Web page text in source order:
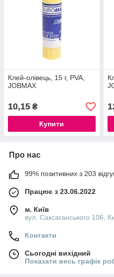
Клей-олiвець, 15 г, PVA,
JOBMAX
10,15 ₴
Купити
Про нас
99% позитивних з 203
Працює з 23.06.2022
м. Київ
вул. Саксаганського 106,
Контакти
Сьогодні вихідний
Показати весь графік